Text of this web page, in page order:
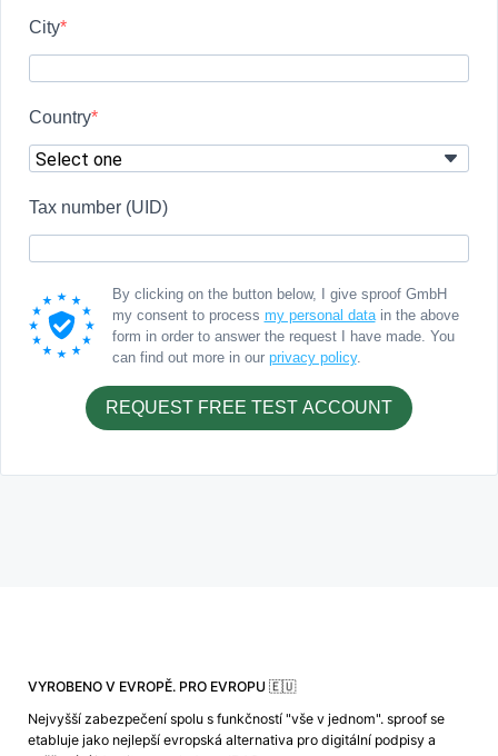
City
Country
Tax number (UID)
By clicking on the button below, I give sproof GmbH
my consent to process my personal datain the above
form in order to answer the request I have made. You
can find out more in our privacy policy.
REQUEST FREE TEST ACCOUNT
VYROBENO V EVROPĚ. PRO EVROPU 🇪🇺
Nejvyšší zabezpečení spolu s funkčností "vše v jednom". sproof se
etabluje jako nejlepší evropská alternativa pro digitální podpisy a